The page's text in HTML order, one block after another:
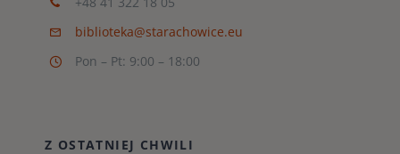
biblioteka@starachowice.eu
Pon – Pt: 9:00 – 18:00
Z OSTATNIEJ CHWILI